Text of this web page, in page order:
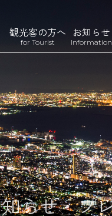
観光客の方へ
for Tourist
お知らせ
Information
らせ・プ